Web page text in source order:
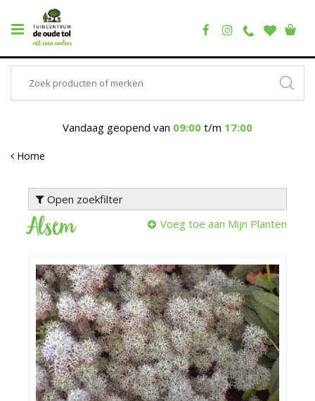
Vandaag geopend van 09:00 t/m 17:00
Home
Open zoekfilter
Alsem Voeg toe aan Mijn Planten